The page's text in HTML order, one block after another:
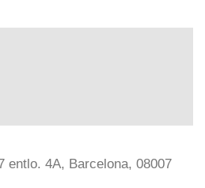
entlo. 4A, Barcelona, 08007